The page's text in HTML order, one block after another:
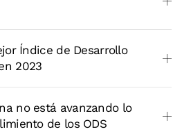
Índice de Desarrollo
2023
no está avanzando lo
de los ODS